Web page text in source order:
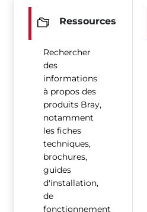
Ressources
Rechercher
des
informations
à propos des
produits Bray,
notamment
les fiches
techniques,
brochures,
guides
d'installation,
de
fonctionnement